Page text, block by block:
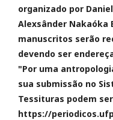
organizado por
Alexsânder Nakaóka
manuscritos serão
devendo ser
"Por uma
sua submissão no
Tessituras podem
https://